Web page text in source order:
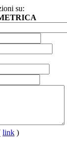
su:
link )